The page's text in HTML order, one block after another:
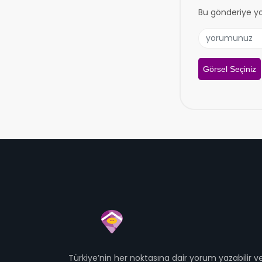
Bu gönderiye
Görsel Seçiniz
Türkiye’nin her noktasına dair yorum yazabilir